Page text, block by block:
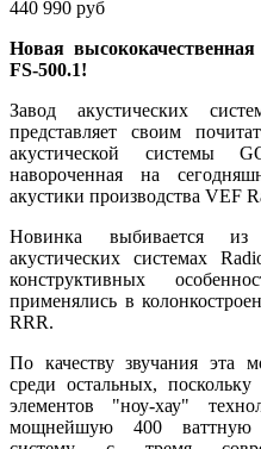
440 990 руб
Новая
FS-500.1!
Завод акустических
представляет своим
акустической системы
навороченная на
акустики производства VEF
Новинка выбивается
акустических системах
конструктивных
применялись в
RRR.
По качеству звучания эта
среди остальных,
элементов "ноу-хау"
мощнейшую 400 ваттную